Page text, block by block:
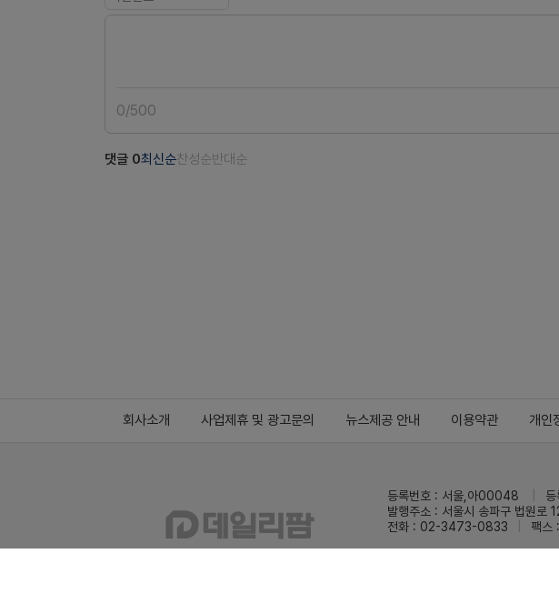
0/500
댓글 0최신순찬성순반대순
회사소개 사업제휴 및 광고문의 뉴스제공 안내 이용약관 개인
등록번호 : 서울,아00048
발행주소 : 서울시 송파구 법원로
전화 : 02-3473-0833
팩